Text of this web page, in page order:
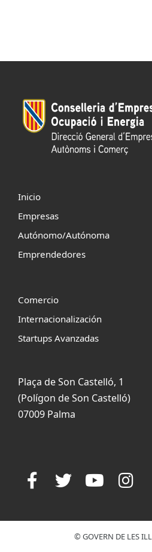
Inicio
Empresas
Autónomo/Autónoma
Emprendedores
Comercio
Internacionalización
Startups Avanzadas
Plaça de Son Castelló, 1
(Polígon de Son Castelló)
07009 Palma
© GOVERN DE LES